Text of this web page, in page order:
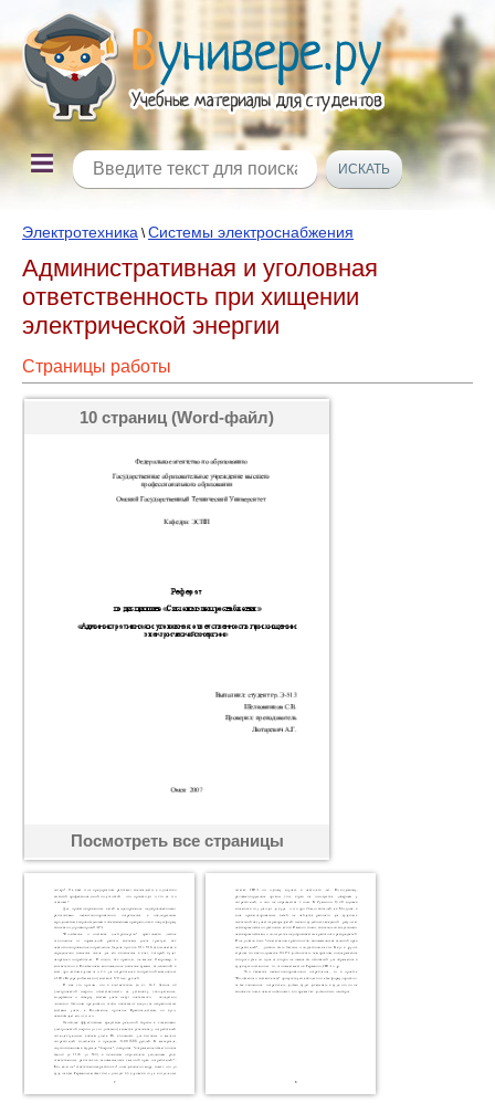
Электротехника \Системы электроснабжения
Административная и уголовная
ответственность при хищении
электрической энергии
Страницы работы
10 страниц (Word-файл)
Посмотреть все страницы